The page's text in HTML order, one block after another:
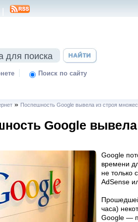
|
| Поиск по сайту
» Поспешность Google вывела из строя
Google
Google
времени
не только
AdSense
часа)
Google —